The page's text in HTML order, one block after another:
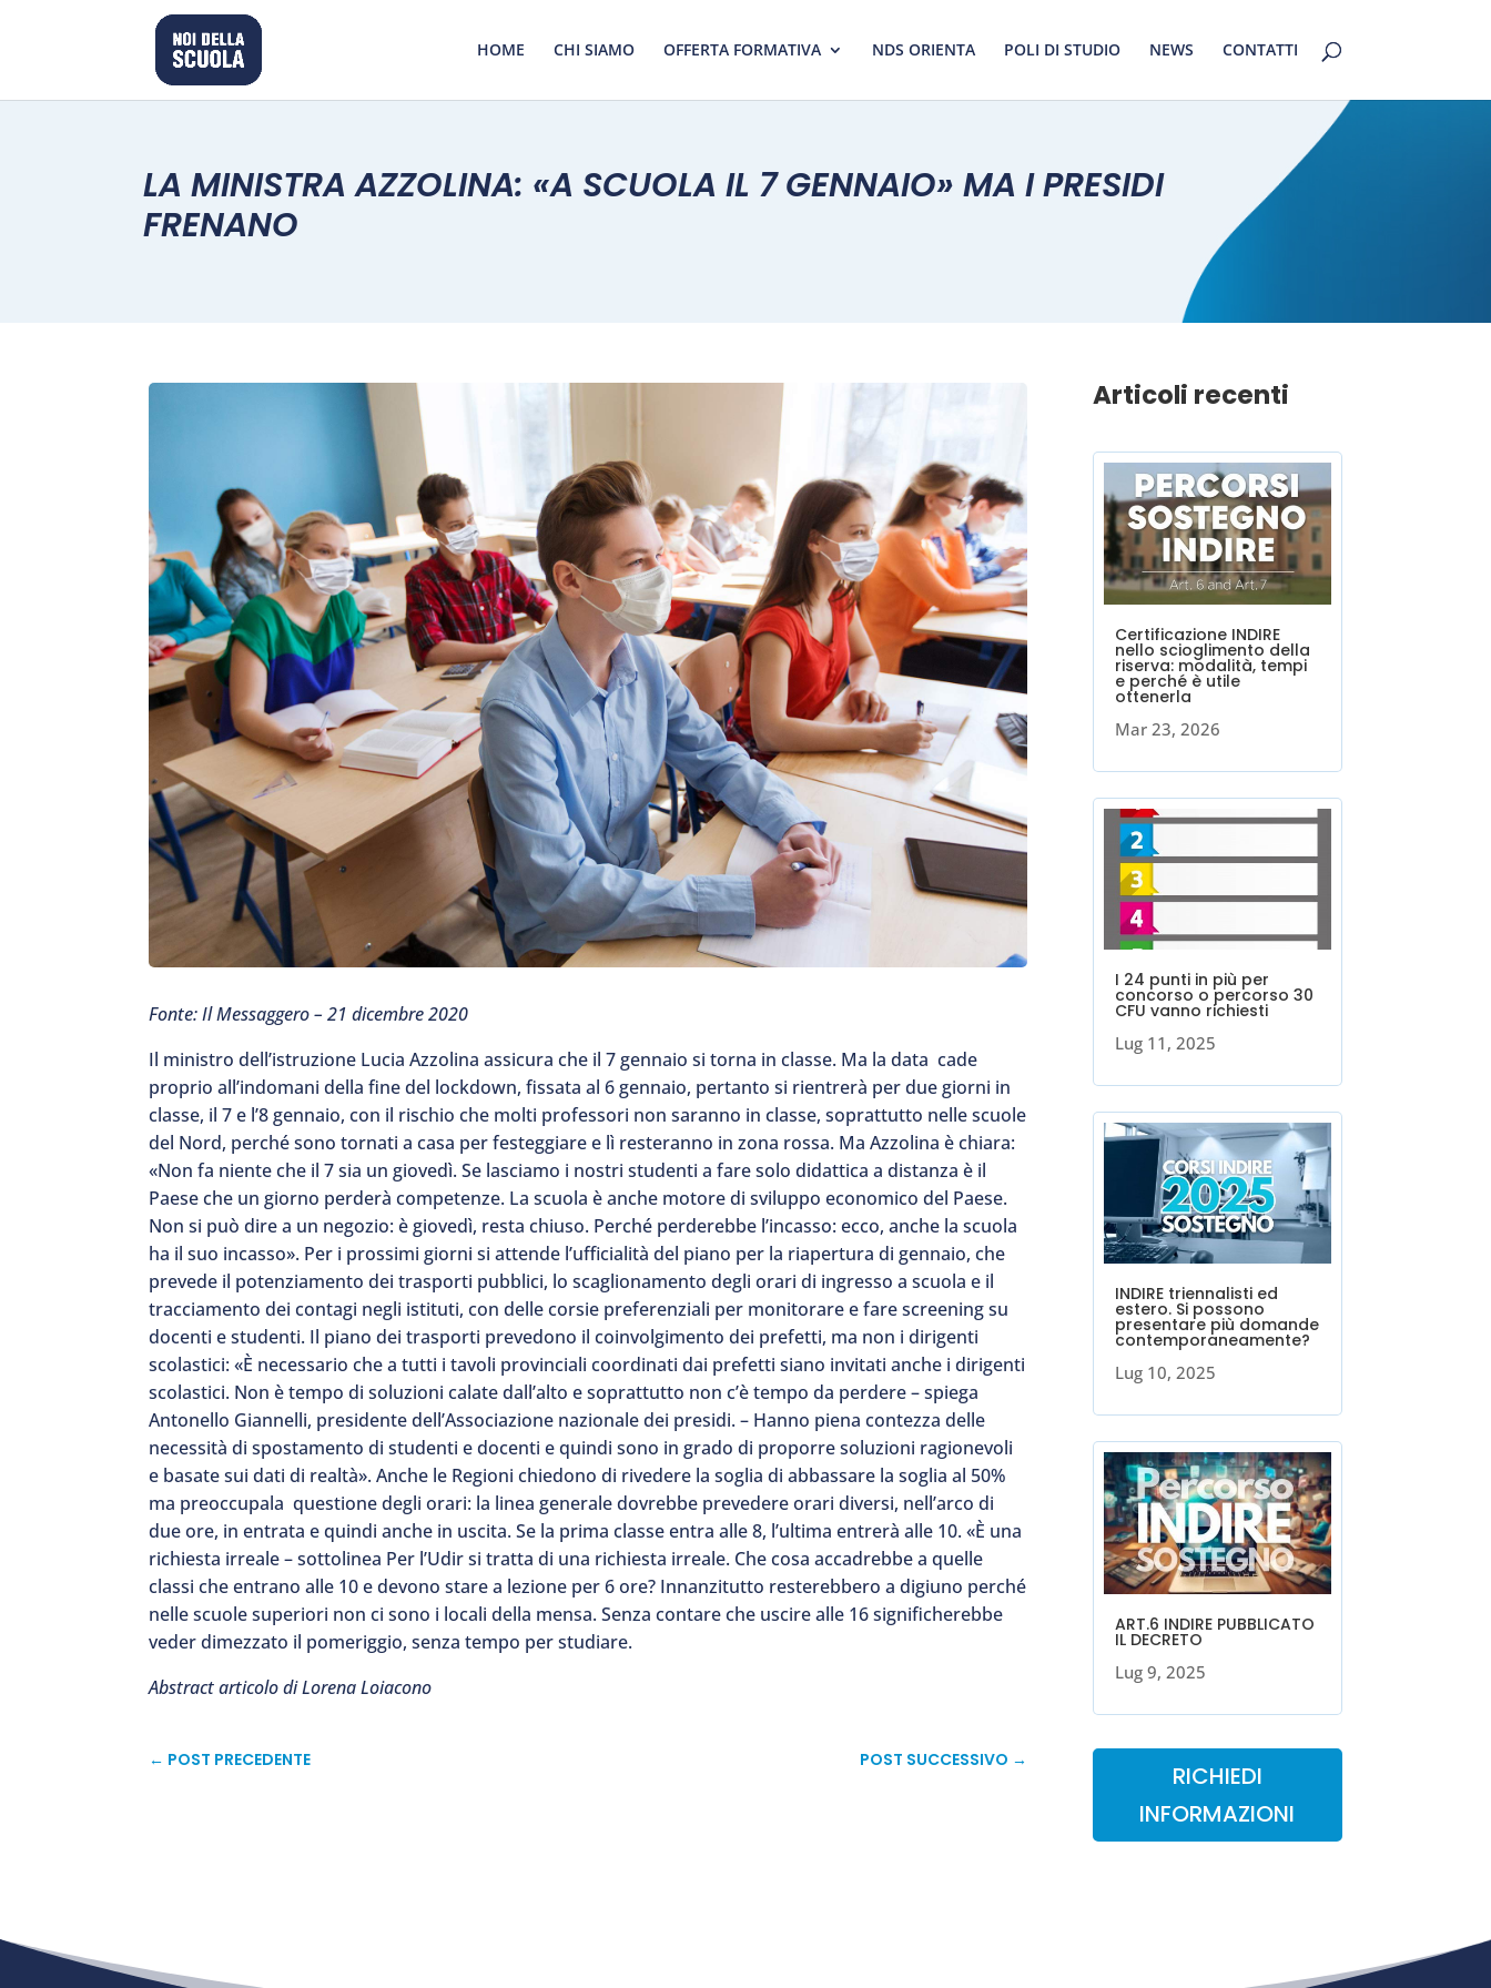
HOME CHI SIAMO OFFERTA FORMATIVA NDS ORIENTA POLI DI STUDIO NEWS CONTATTI
LA MINISTRA AZZOLINA: «A SCUOLA IL 7 GENNAIO» MA I PRESIDI
FRENANO
Fonte: Il Messaggero – 21 dicembre 2020
Il ministro dell’istruzione Lucia Azzolina assicura che il 7 gennaio si torna in classe. Ma la data cade
proprio all’indomani della fine del lockdown, fissata al 6 gennaio, pertanto si rientrerà per due giorni in
classe, il 7 e l’8 gennaio, con il rischio che molti professori non saranno in classe, soprattutto nelle scuole
del Nord, perché sono tornati a casa per festeggiare e lì resteranno in zona rossa. Ma Azzolina è chiara:
«Non fa niente che il 7 sia un giovedì. Se lasciamo i nostri studenti a fare solo didattica a distanza è il
Paese che un giorno perderà competenze. La scuola è anche motore di sviluppo economico del Paese.
Non si può dire a un negozio: è giovedì, resta chiuso. Perché perderebbe l’incasso: ecco, anche la scuola
ha il suo incasso». Per i prossimi giorni si attende l’ufficialità del piano per la riapertura di gennaio, che
prevede il potenziamento dei trasporti pubblici, lo scaglionamento degli orari di ingresso a scuola e il
tracciamento dei contagi negli istituti, con delle corsie preferenziali per monitorare e fare screening su
docenti e studenti. Il piano dei trasporti prevedono il coinvolgimento dei prefetti, ma non i dirigenti
scolastici: «È necessario che a tutti i tavoli provinciali coordinati dai prefetti siano invitati anche i dirigenti
scolastici. Non è tempo di soluzioni calate dall’alto e soprattutto non c’è tempo da perdere – spiega
Antonello Giannelli, presidente dell’Associazione nazionale dei presidi. – Hanno piena contezza delle
necessità di spostamento di studenti e docenti e quindi sono in grado di proporre soluzioni ragionevoli
e basate sui dati di realtà». Anche le Regioni chiedono di rivedere la soglia di abbassare la soglia al 50%
ma preoccupala questione degli orari: la linea generale dovrebbe prevedere orari diversi, nell’arco di
due ore, in entrata e quindi anche in uscita. Se la prima classe entra alle 8, l’ultima entrerà alle 10. «È una
richiesta irreale – sottolinea Per l’Udir si tratta di una richiesta irreale. Che cosa accadrebbe a quelle
classi che entrano alle 10 e devono stare a lezione per 6 ore? Innanzitutto resterebbero a digiuno perché
nelle scuole superiori non ci sono i locali della mensa. Senza contare che uscire alle 16 significherebbe
veder dimezzato il pomeriggio, senza tempo per studiare.
Abstract articolo di Lorena Loiacono
← POST PRECEDENTE POST SUCCESSIVO →
Articoli recenti
Certificazione INDIRE
nello scioglimento della
riserva: modalità, tempi
e perché è utile
ottenerla
Mar 23, 2026
I 24 punti in più per
concorso o percorso 30
CFU vanno richiesti
Lug 11, 2025
INDIRE triennalisti ed
estero. Si possono
presentare più domande
contemporaneamente?
Lug 10, 2025
ART.6 INDIRE PUBBLICATO
IL DECRETO
Lug 9, 2025
RICHIEDI
INFORMAZIONI